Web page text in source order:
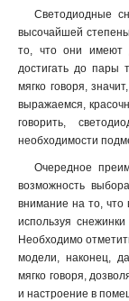
Светодиодные
высочайшей
то, что они имеют
достигать до пары
мягко говоря,
выражаемся,
говорить,
необходимости
Очередное
возможность
внимание на то,
используя
Необходимо
модели, наконец,
мягко говоря,
и настроение в